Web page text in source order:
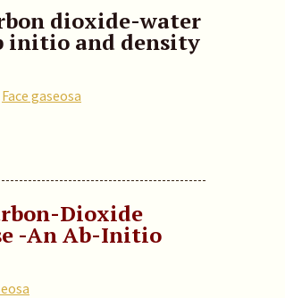
dioxide-water
initio and density
Face gaseosa
Dioxide
-An Ab-Initio